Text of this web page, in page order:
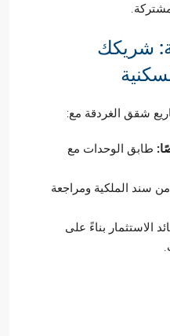
شريكك
شقق الغردقة مع:
طابق الوحدات مع
سند الملكية ومراجعة
الاستثمار بناءً على